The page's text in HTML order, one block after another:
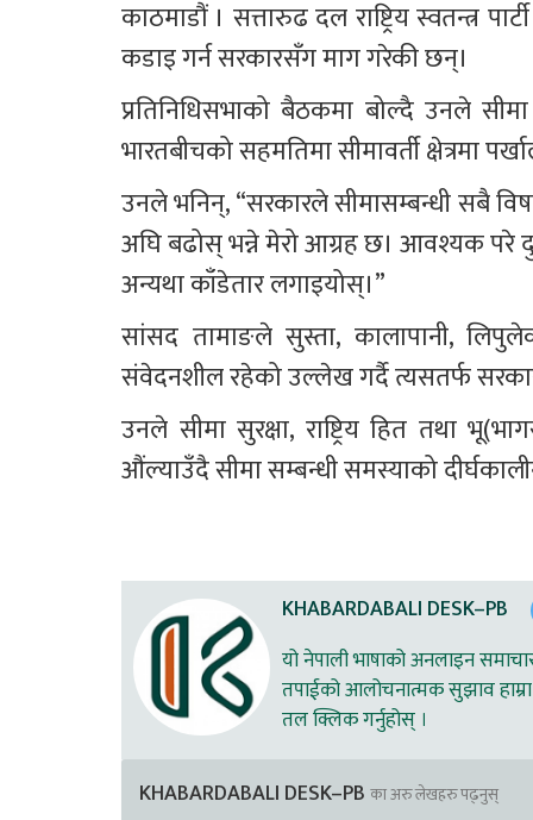
काठमाडौं । सत्तारुढ दल राष्ट्रिय स्वतन्त्र
कडाइ गर्न सरकारसँग माग गरेकी छन्।
प्रतिनिधिसभाको बैठकमा बोल्दै उनले
भारतबीचको सहमतिमा सीमावर्ती क्षेत्रमा
उनले भनिन्, “सरकारले सीमासम्बन्धी सबै
अघि बढोस् भन्ने मेरो आग्रह छ। आवश्यक परे
अन्यथा काँडेतार लगाइयोस्।”
सांसद तामाङले सुस्ता, कालापानी,
संवेदनशील रहेको उल्लेख गर्दै त्यसतर्फ
उनले सीमा सुरक्षा, राष्ट्रिय हित तथा
औंल्याउँदै सीमा सम्बन्धी समस्याको
KHABARDABALI DESK–PB
यो नेपाली भाषाको अनलाइन
तपाईको आलोचनात्मक सुझाव
तल क्लिक गर्नुहोस् ।
KHABARDABALI DESK–PB का अरु लेखहरु पढ्नुस्